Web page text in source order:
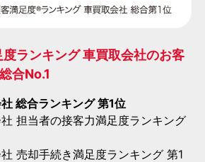
ランキング 車買取会社のお客
合No.1
総合ランキング 第1位
担当者の接客力満足度ランキング
売却手続き満足度ランキング 第1